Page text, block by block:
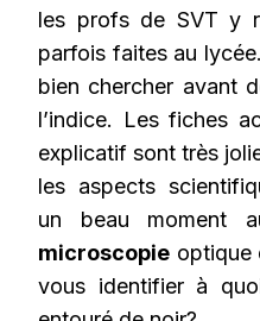
les profs de SVT y
parfois faites au
bien chercher avant
l’indice. Les fiches
explicatif sont très
les aspects
un beau moment
microscopie optique
vous identifier à